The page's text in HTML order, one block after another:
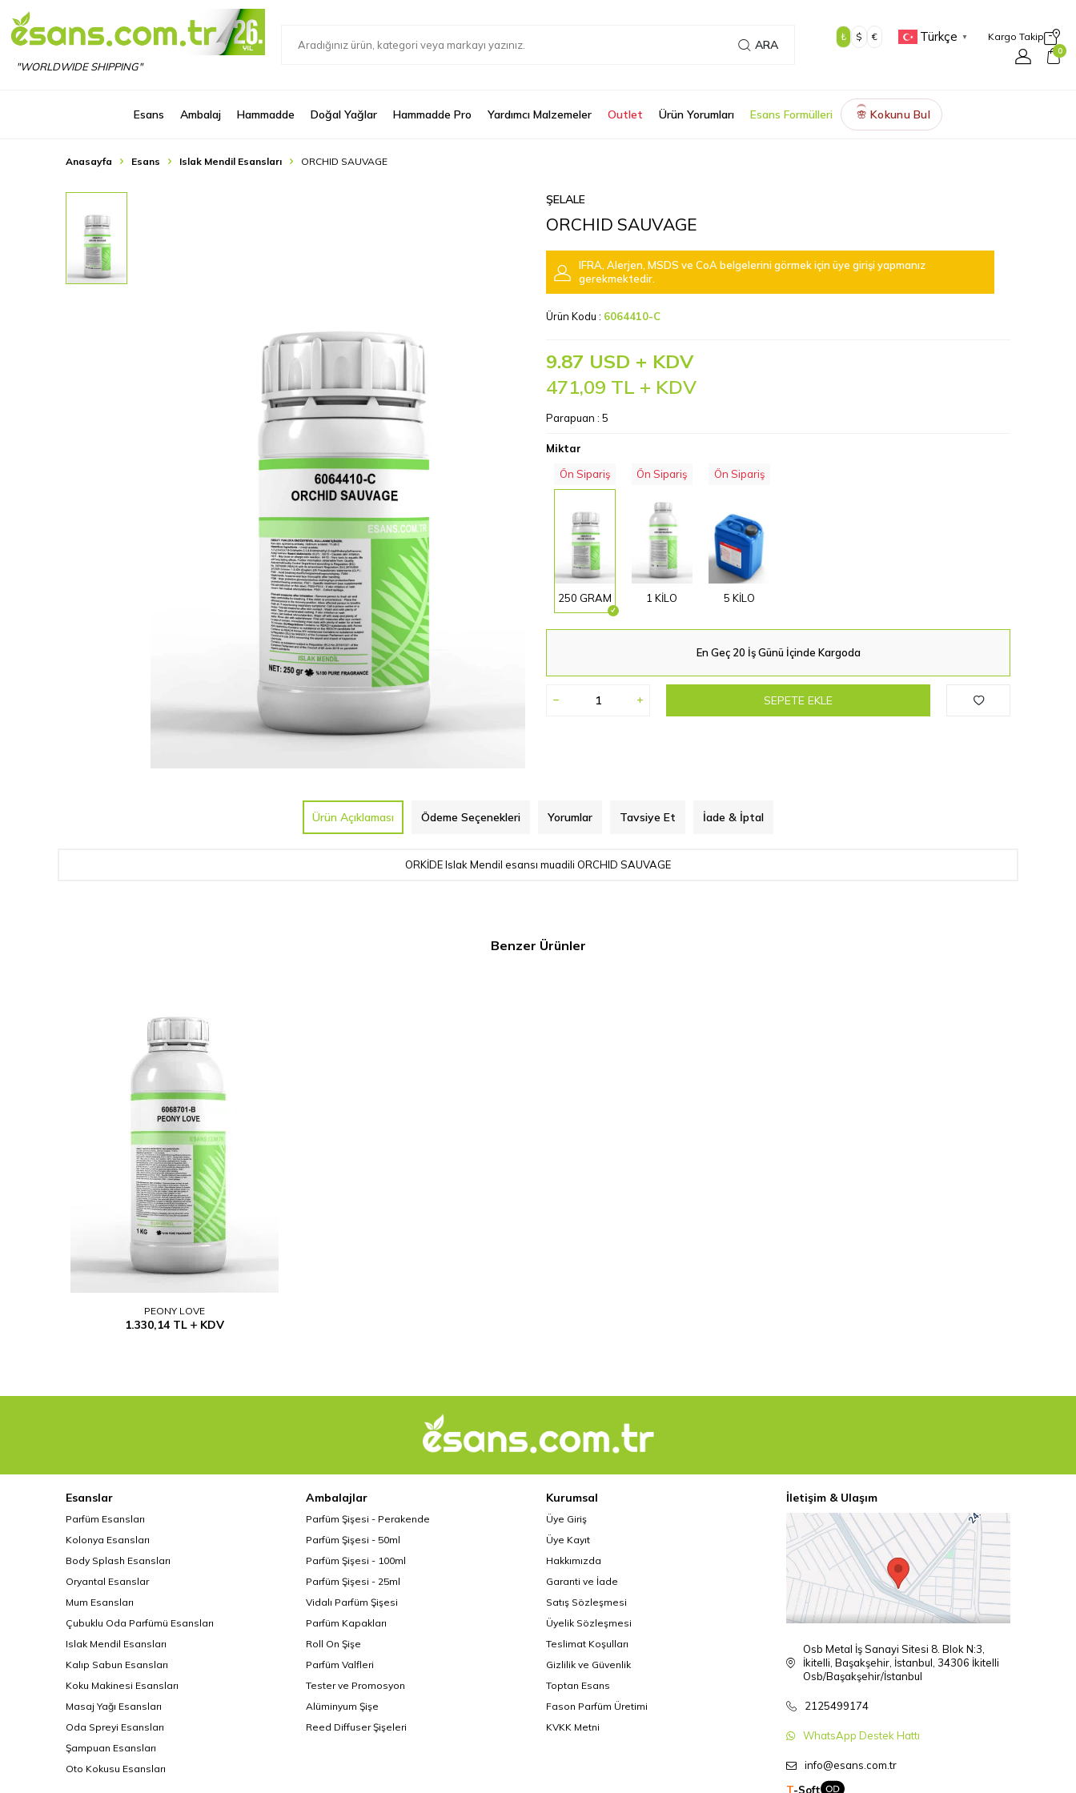
"WORLDWIDE SHIPPING"
ARA
₺ $ € Türkçe ▼ Kargo Takip
0
Esans Ambalaj Hammadde Doğal Yağlar Hammadde Pro Yardımcı Malzemeler Outlet Ürün Yorumları Esans Formülleri 🌸 Kokunu Bul
Anasayfa Esans Islak Mendil Esansları ORCHID SAUVAGE
ŞELALE
ORCHID SAUVAGE
IFRA, Alerjen, MSDS ve CoA belgelerini görmek için üye girişi yapmanız
gerekmektedir.
Ürün Kodu : 6064410-C
9.87 USD + KDV
471,09 TL + KDV
Parapuan : 5
Miktar
Ön Sipariş
250 GRAM
Ön Sipariş
1 KİLO
Ön Sipariş
5 KİLO
En Geç 20 İş Günü İçinde Kargoda
SEPETE EKLE
Ürün Açıklaması Ödeme Seçenekleri Yorumlar Tavsiye Et İade & İptal
ORKİDE Islak Mendil esansı muadili ORCHID SAUVAGE
Benzer Ürünler
PEONY LOVE
1.330,14 TL KDV
Esanslar
Parfüm Esansları
Kolonya Esansları
Body Splash Esansları
Oryantal Esanslar
Mum Esansları
Çubuklu Oda Parfümü Esansları
Islak Mendil Esansları
Kalıp Sabun Esansları
Koku Makinesi Esansları
Masaj Yağı Esansları
Oda Spreyi Esansları
Şampuan Esansları
Oto Kokusu Esansları
Ambalajlar
Parfüm Şişesi - Perakende
Parfüm Şişesi - 50ml
Parfüm Şişesi - 100ml
Parfüm Şişesi - 25ml
Vidalı Parfüm Şişesi
Parfüm Kapakları
Roll On Şişe
Parfüm Valfleri
Tester ve Promosyon
Alüminyum Şişe
Reed Diffuser Şişeleri
Kurumsal
Üye Giriş
Üye Kayıt
Hakkımızda
Garanti ve İade
Satış Sözleşmesi
Üyelik Sözleşmesi
Teslimat Koşulları
Gizlilik ve Güvenlik
Toptan Esans
Fason Parfüm Üretimi
KVKK Metni
İletişim & Ulaşım
Osb Metal İş Sanayi Sitesi 8. Blok N:3,
İkitelli, Başakşehir, İstanbul, 34306 İkitelli
Osb/Başakşehir/İstanbul
2125499174
WhatsApp Destek Hattı
info@esans.com.tr
T-Soft